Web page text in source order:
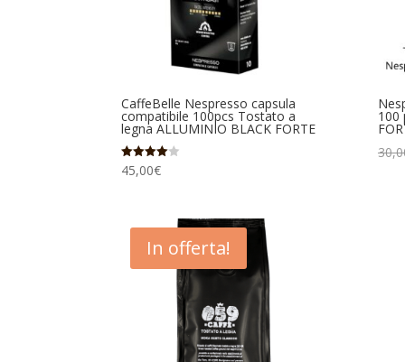
CaffeBelle Nespresso capsula
compatibile 100pcs Tostato a
legna ALLUMINIO BLACK FORTE
Valutato
4.00
45,00€
100
In offerta!